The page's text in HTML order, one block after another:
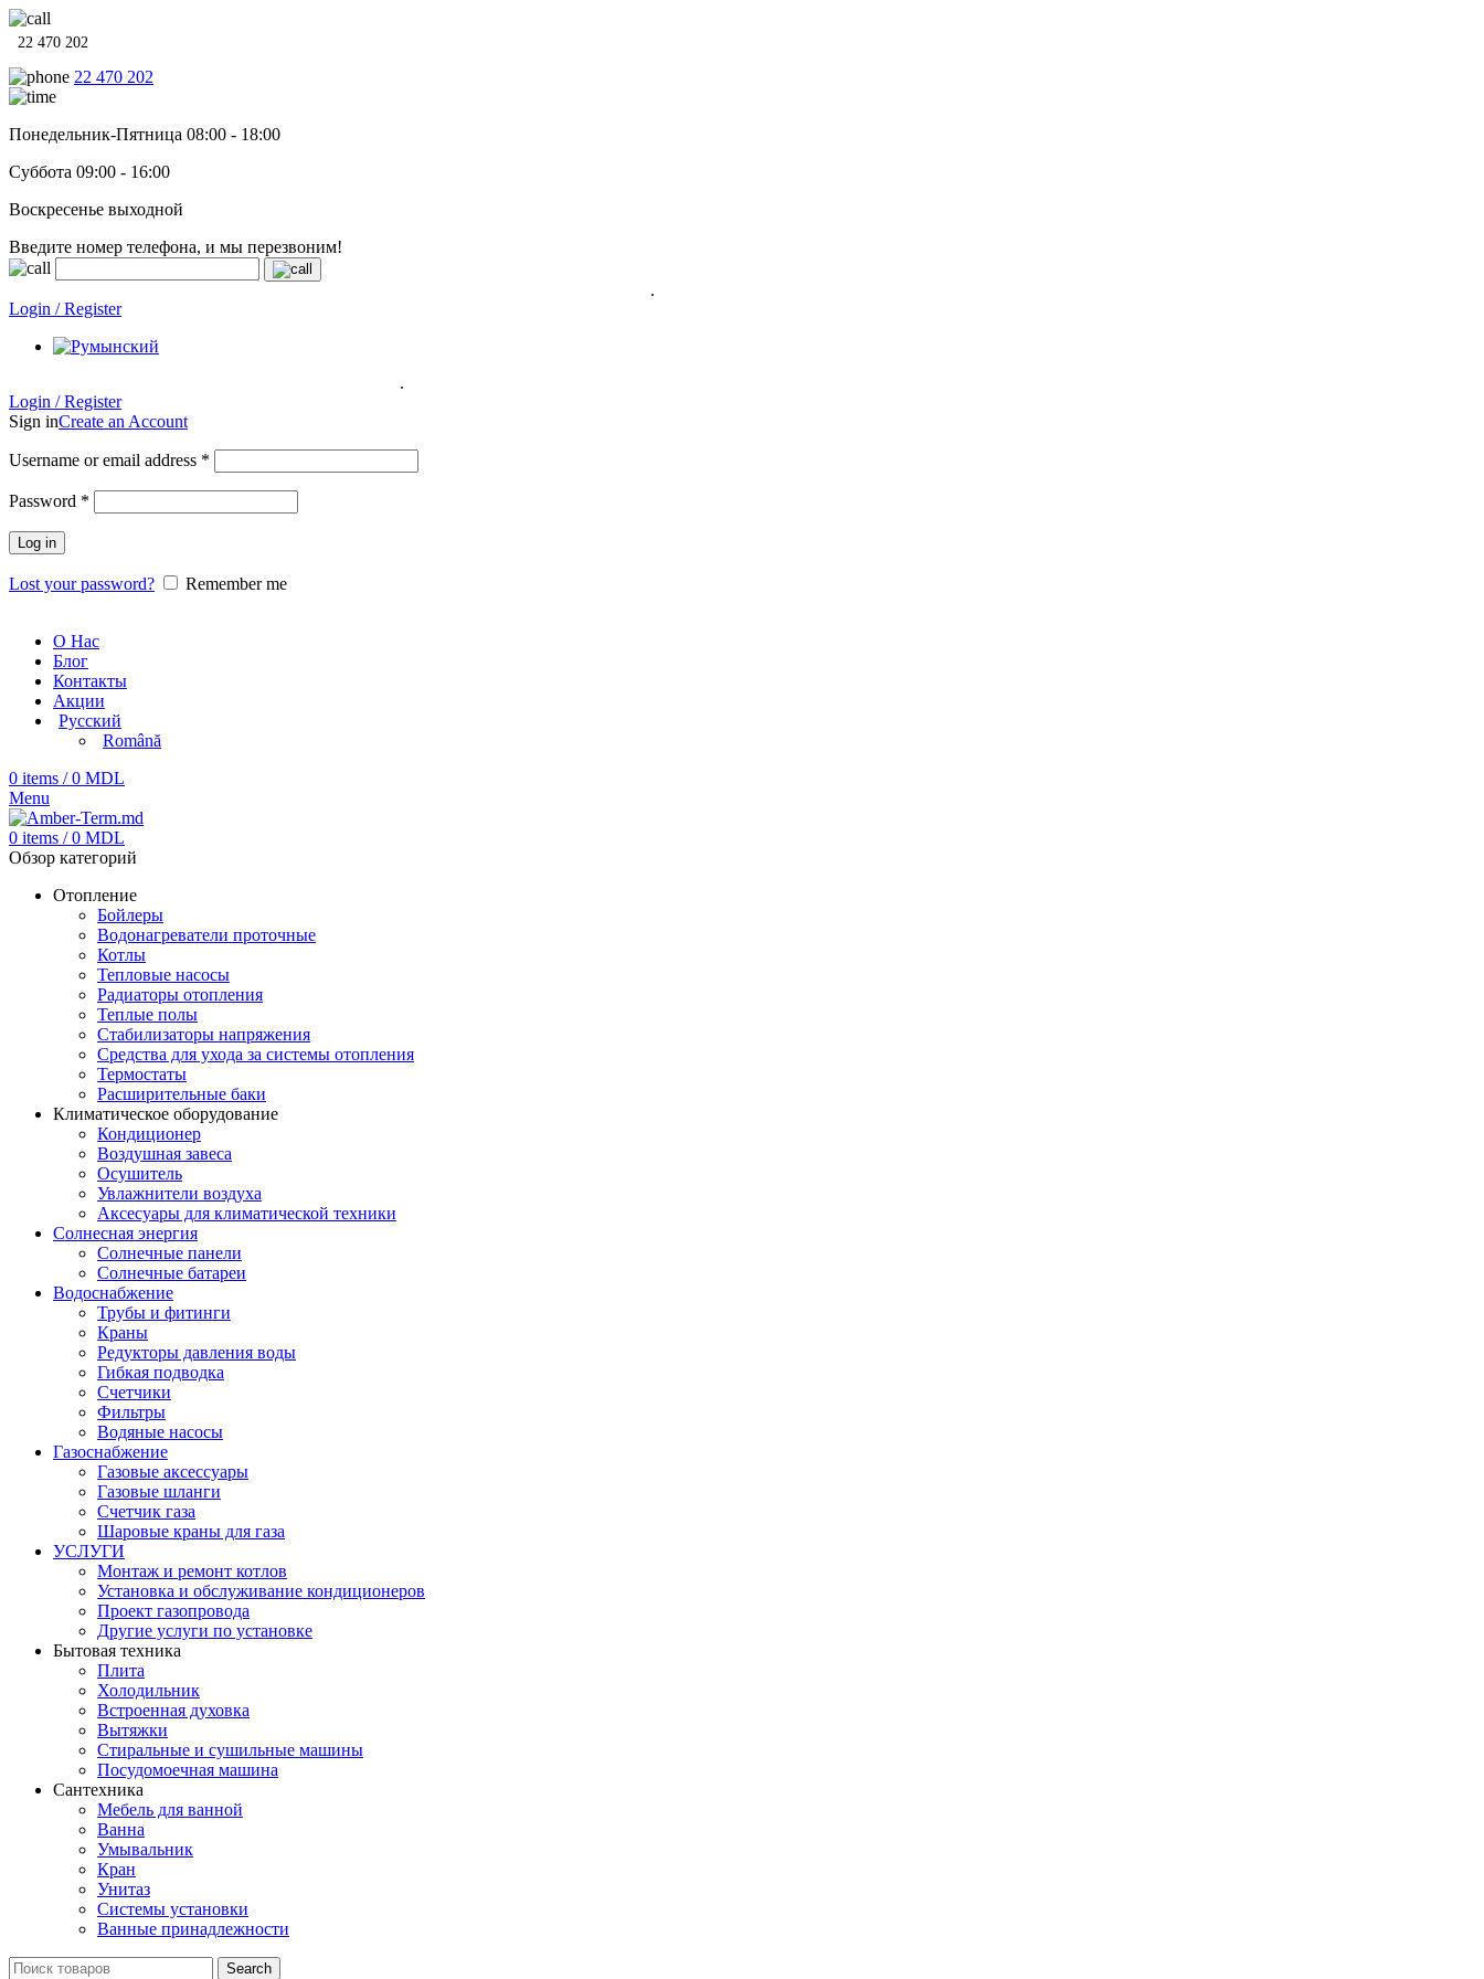
22 470 202
22 470 202
Понедельник-Пятница 08:00 - 18:00
Суббота 09:00 - 16:00
Воскресенье выходной
Введите номер телефона, и мы перезвоним!
.
Login / Register
.
Login / Register
Sign inCreate an Account
Username or email address *
Password *
Log in
Lost your password? Remember me
О Нас
Блог
Контакты
Акции
Русский
Română
0 items / 0 MDL
Menu
0 items / 0 MDL
Обзор категорий
Отопление
Бойлеры
Водонагреватели проточные
Котлы
Тепловые насосы
Радиаторы отопления
Теплые полы
Стабилизаторы напряжения
Средства для ухода за системы отопления
Термостаты
Расширительные баки
Климатическое оборудование
Кондиционер
Воздушная завеса
Осушитель
Увлажнители воздуха
Аксесуары для климатической техники
Солнесная энергия
Cолнечные панели
Солнечные батареи
Водоснабжение
Трубы и фитинги
Краны
Редукторы давления воды
Гибкая подводка
Счетчики
Фильтры
Водяные насосы
Газоснабжение
Газовые аксессуары
Газовые шланги
Счетчик газа
Шаровые краны для газа
УСЛУГИ
Монтаж и ремонт котлов
Установка и обслуживание кондиционеров
Проект газопровода
Другие услуги по установке
Бытовая техника
Плита
Холодильник
Встроенная духовка
Вытяжки
Стиральные и сушильные машины
Посудомоечная машина
Сантехника
Мебель для ванной
Ванна
Умывальник
Кран
Унитаз
Системы установки
Ванные принадлежности
Search